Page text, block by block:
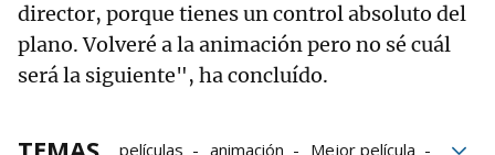
director, porque tienes un control absoluto del
plano. Volveré a la animación pero no sé cuál
será la siguiente", ha concluído.
películas animación
Mejor película